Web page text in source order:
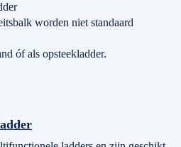
worden niet standaard
óf als opsteekladder.